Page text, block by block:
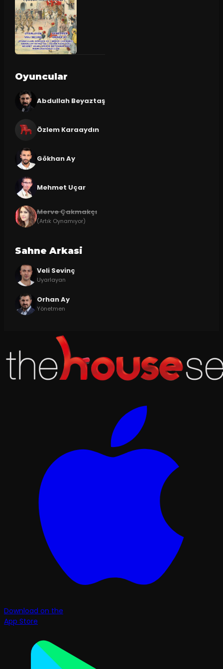
Oyuncular
Abdullah Beyaztaş
Özlem Karaaydın
Gökhan Ay
Mehmet Uçar
Merve Çakmakçı
(Artık Oynamıyor)
Sahne Arkasi
Veli Sevinç
Uyarlayan
Orhan Ay
Yönetmen
Download on the
App Store